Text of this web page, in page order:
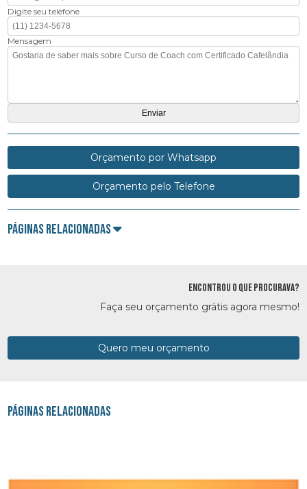
Digite seu telefone
Mensagem
Orçamento por Whatsapp
Orçamento pelo Telefone
Páginas Relacionadas
ENCONTROU O QUE PROCURAVA?
Faça seu orçamento grátis agora mesmo!
Quero meu orçamento
Páginas Relacionadas